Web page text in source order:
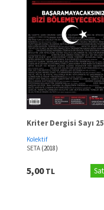
Kriter Dergisi Sayı 25
Kolektif
SETA (2018)
5,00TL